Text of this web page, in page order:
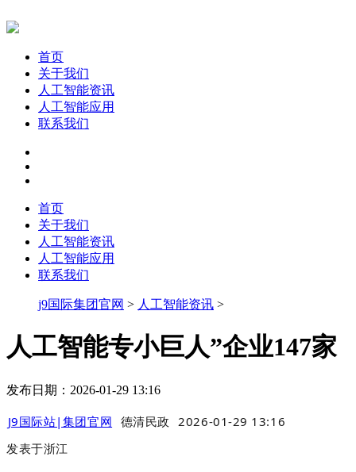
首页
关于我们
人工智能资讯
人工智能应用
联系我们
首页
关于我们
人工智能资讯
人工智能应用
联系我们
j9国际集团官网 > 人工智能资讯 >
人工智能专小巨人”企业147家
发布日期：2026-01-29 13:16
J9国际站|集团官网 德清民政
2026-01-29 13:16
发表于浙江